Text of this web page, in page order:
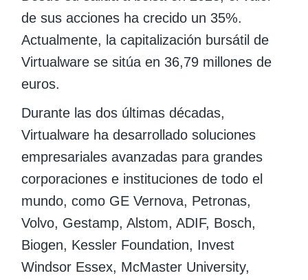
de sus acciones ha crecido un 35%.
Actualmente, la capitalización bursátil de
Virtualware se sitúa en 36,79 millones de
euros.
Durante las dos últimas décadas,
Virtualware ha desarrollado soluciones
empresariales avanzadas para grandes
corporaciones e instituciones de todo el
mundo, como GE Vernova, Petronas,
Volvo, Gestamp, Alstom, ADIF, Bosch,
Biogen, Kessler Foundation, Invest
Windsor Essex, McMaster University,